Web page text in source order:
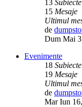
13 Subiecte
15 Mesaje
Ultimul
de
Dum Mai
Evenimente
18 Subiecte
19 Mesaje
Ultimul
de
Mar Iun